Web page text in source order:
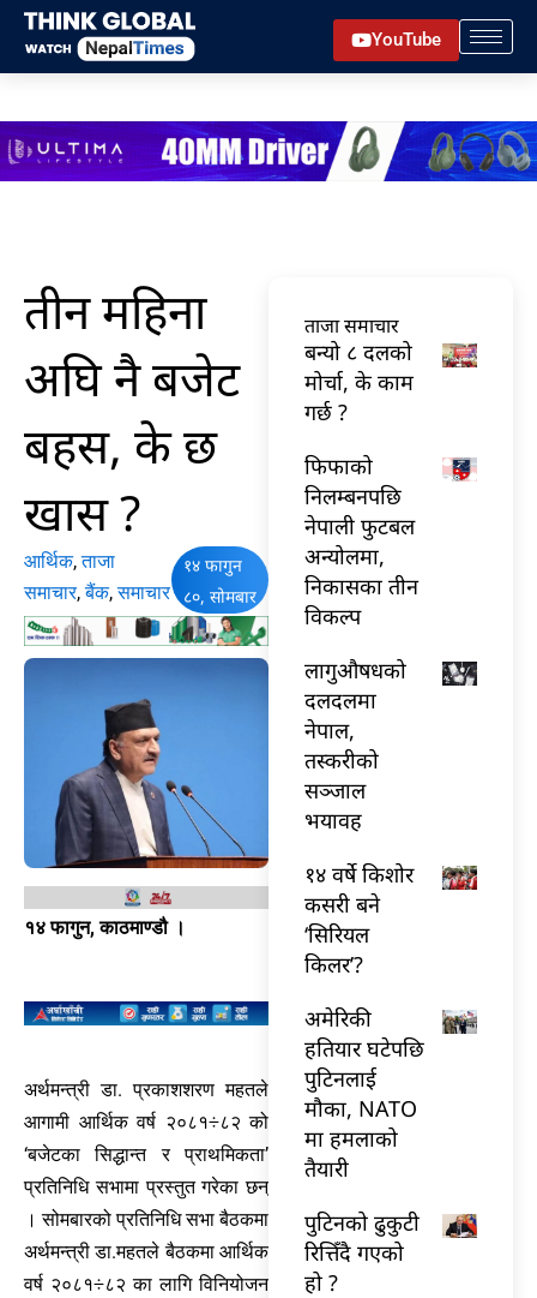
Skip
content
YouTube
तीन महिना
अघि नै बजेट
बहस, के छ
खास ?
आर्थिक,ताजा
समाचार,बैंक,समाचार
१४ फागुन
८०, सोमबार
१४ फागुन, काठमाण्डौ ।
अर्थमन्त्री डा. प्रकाशशरण महतले
आगामी आर्थिक वर्ष २०८१÷८२ को
‘बजेटका सिद्धान्त र प्राथमिकता’
प्रतिनिधि सभामा प्रस्तुत गरेका छन्
। सोमबारको प्रतिनिधि सभा बैठकमा
अर्थमन्त्री डा.महतले बैठकमा आर्थिक
वर्ष २०८१÷८२ का लागि विनियोजन
ताजा समाचार
बन्यो ८ दलको
मोर्चा, के काम
गर्छ ?
फिफाको
निलम्बनपछि
नेपाली फुटबल
अन्योलमा,
निकासका तीन
विकल्प
लागुऔषधको
दलदलमा
नेपाल,
तस्करीको
सञ्जाल
भयावह
१४ वर्षे किशोर
कसरी बने
‘सिरियल
किलर’?
अमेरिकी
हतियार घटेपछि
पुटिनलाई
मौका, NATO
मा हमलाको
तैयारी
पुटिनको ढुकुटी
रित्तिँदै गएको
हो ?